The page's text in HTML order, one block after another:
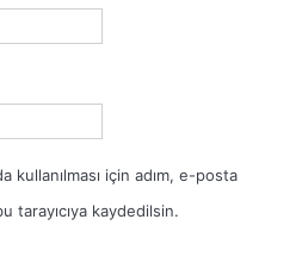
kullanılması için adım, e-posta
tarayıcıya kaydedilsin.